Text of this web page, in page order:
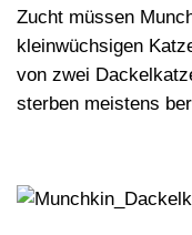
Zucht müssen
kleinwüchsigen
von zwei
sterben meistens